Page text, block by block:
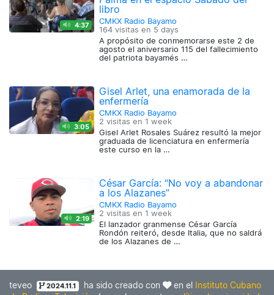
4:37
libro
CMKX Radio Bayamo
164 visitas en 5 days
A propósito de conmemorarse este 2 de
agosto el aniversario 115 del fallecimiento
del patriota bayamés …
3:05
Gisel Arlet, una enamorada de la
enfermería
CMKX Radio Bayamo
2 visitas en 1 week
Gisel Arlet Rosales Suárez resultó la mejor
graduada de licenciatura en enfermería
este curso en la …
2:19
César García: “No voy a abandonar
a los Alazanes”
CMKX Radio Bayamo
2 visitas en 1 week
El lanzador granmense César García
Rondón reiteró, desde Italia, que no saldrá
de los Alazanes de …
teveo 2024.11.1 ha sido creado con en el Instituto Cubano